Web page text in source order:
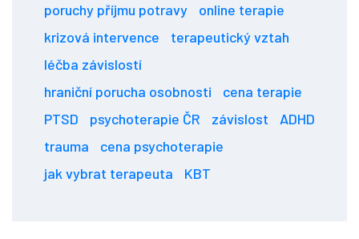
poruchy příjmu potravy
online terapie
krizová intervence
terapeutický vztah
léčba závislostí
hraniční porucha osobnosti
cena terapie
PTSD
psychoterapie ČR závislost
ADHD
trauma
cena psychoterapie
jak vybrat terapeuta
KBT